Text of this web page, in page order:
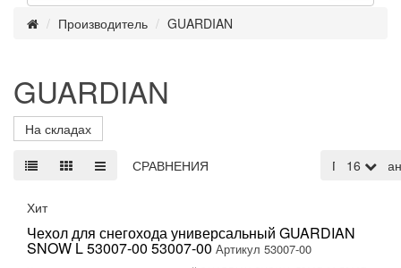
Производитель GUARDIAN
GUARDIAN
На складах
СРАВНЕНИЯ 16
По
Хит
Чехол для снегохода универсальный GUARDIAN
SNOW L 53007-00 53007-00 Артикул 53007-00